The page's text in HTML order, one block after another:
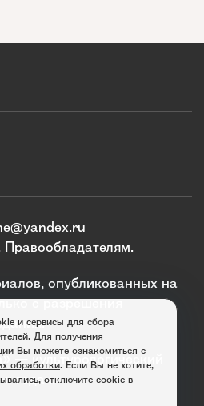
Правообладателям.
опубликованных на
с разрешения
— культурологический
годах.
и сервисы для сбора
Для получения
Вы можете ознакомиться с
обработки. Если Вы не хотите,
отключите cookie в